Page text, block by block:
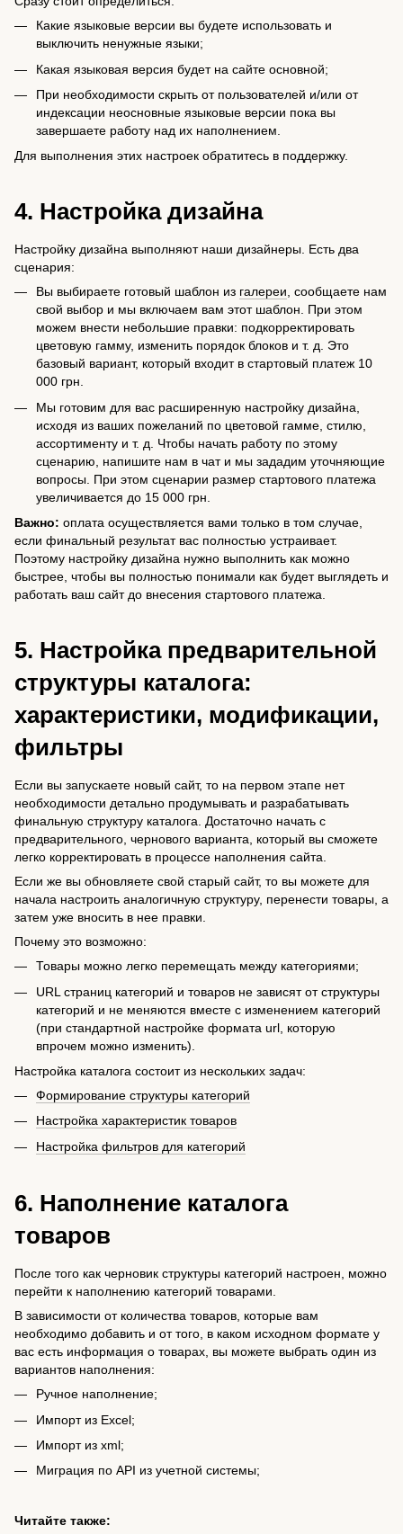
Какие языковые версии вы будете использовать и
выключить ненужные языки;
Какая языковая версия будет на сайте основной;
При необходимости скрыть от пользователей и/или от
индексации неосновные языковые версии пока вы
завершаете работу над их наполнением.
Для выполнения этих настроек обратитесь в поддержку.
4. Настройка дизайна
Настройку дизайна выполняют наши дизайнеры. Есть два
сценария:
Вы выбираете готовый шаблон из галереи, сообщаете нам
свой выбор и мы включаем вам этот шаблон. При этом
можем внести небольшие правки: подкорректировать
цветовую гамму, изменить порядок блоков и т. д. Это
базовый вариант, который входит в стартовый платеж 10
000 грн.
Мы готовим для вас расширенную настройку дизайна,
исходя из ваших пожеланий по цветовой гамме, стилю,
ассортименту и т. д. Чтобы начать работу по этому
сценарию, напишите нам в чат и мы зададим уточняющие
вопросы. При этом сценарии размер стартового платежа
увеличивается до 15 000 грн.
Важно: оплата осуществляется вами только в том случае,
если финальный результат вас полностью устраивает.
Поэтому настройку дизайна нужно выполнить как можно
быстрее, чтобы вы полностью понимали как будет выглядеть и
работать ваш сайт до внесения стартового платежа.
5. Настройка предварительной
структуры каталога:
характеристики, модификации,
фильтры
Если вы запускаете новый сайт, то на первом этапе нет
необходимости детально продумывать и разрабатывать
финальную структуру каталога. Достаточно начать с
предварительного, чернового варианта, который вы сможете
легко корректировать в процессе наполнения сайта.
Если же вы обновляете свой старый сайт, то вы можете для
начала настроить аналогичную структуру, перенести товары, а
затем уже вносить в нее правки.
Почему это возможно:
Товары можно легко перемещать между категориями;
URL страниц категорий и товаров не зависят от структуры
категорий и не меняются вместе с изменением категорий
(при стандартной настройке формата url, которую
впрочем можно изменить).
Настройка каталога состоит из нескольких задач:
Формирование структуры категорий
Настройка характеристик товаров
Настройка фильтров для категорий
6. Наполнение каталога
товаров
После того как черновик структуры категорий настроен, можно
перейти к наполнению категорий товарами.
В зависимости от количества товаров, которые вам
необходимо добавить и от того, в каком исходном формате у
вас есть информация о товарах, вы можете выбрать один из
вариантов наполнения:
Ручное наполнение;
Импорт из Excel;
Импорт из xml;
Миграция по API из учетной системы;
Читайте также: